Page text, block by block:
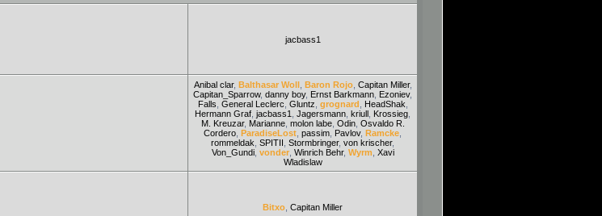
jacbass1
Anibal clar, Balthasar Woll, Baron Rojo, Capitan Miller,
Capitan_Sparrow, danny boy, Ernst Barkmann Ezoniev,
Falls General Leclerc Gluntz grognard HeadShak
Hermann Graf jacbass1 Jagersmann kriull Krossieg
M. Kreuzar, Marianne, molon labe, Odin, Osvaldo R.
Cordero ParadiseLost passim Pavlov, Ramcke
rommeldak SPITII Stormbringer, von krischer,
Von_Gundi, vonder, Winrich Behr, Wyrm Xavi
Wladislaw
Bitxo Capitan Miller